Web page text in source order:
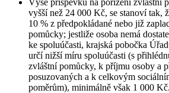
vyšší než 24 000 Kč, se stanoví tak,
10 % z předpokládané nebo již
pomůcky; jestliže osoba nemá
ke spoluúčasti, krajská pobočka
určí nižší míru spoluúčasti (s
zvláštní pomůcky, k příjmu osoby a
posuzovaných a k celkovým
poměrům), minimálně však 1 000 Kč.